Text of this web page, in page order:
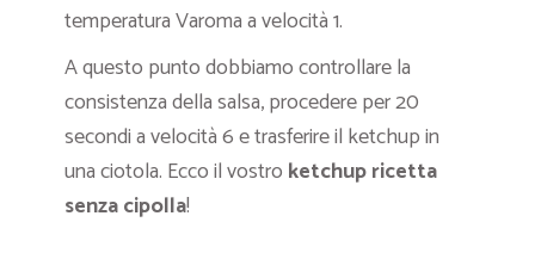
temperatura Varoma a velocità 1.
A questo punto dobbiamo controllare la
consistenza della salsa, procedere per 20
secondi a velocità 6 e trasferire il ketchup in
una ciotola. Ecco il vostro ketchup ricetta
senza cipolla!